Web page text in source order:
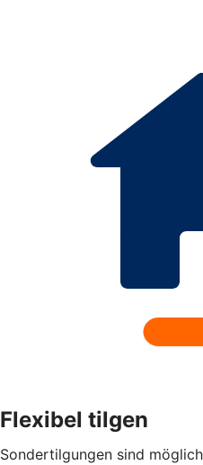
Flexibel tilgen
Sondertilgungen sind